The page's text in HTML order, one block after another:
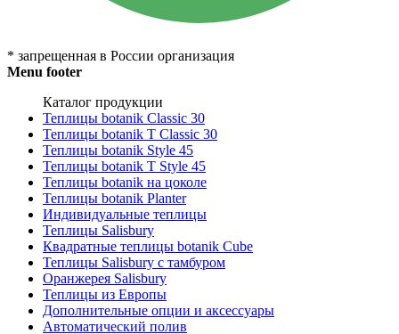
* запрещенная в России организация
Menu footer
Каталог продукции
Теплицы botanik Classic 30
Теплицы botanik T Classic 30
Теплицы botanik Style 45
Теплицы botanik Т Style 45
Теплицы botanik на цоколе
Теплицы botanik Planter
Индивидуальные теплицы
Теплицы Salisbury
Квадратные теплицы botanik Cube
Теплицы Salisbury с тамбуром
Оранжерея Salisbury
Теплицы из Европы
Дополнительные опции и аксессуары
Автоматический полив